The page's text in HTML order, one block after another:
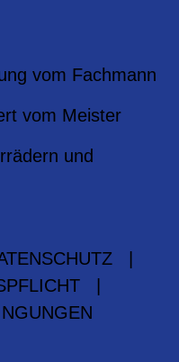
vom Fachmann
vom Meister
und